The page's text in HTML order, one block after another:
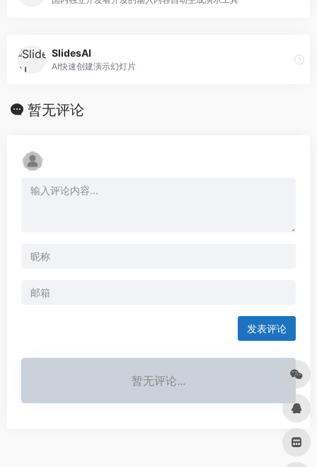
SlidesAI
AI快速创建演示幻灯片
暂无评论
发表评论
暂无评论...